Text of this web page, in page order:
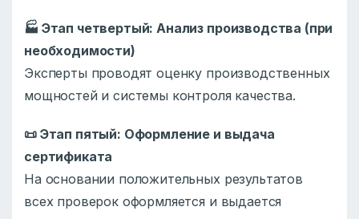
🏭 Этап четвертый: Анализ производства (при
необходимости)
Эксперты проводят оценку производственных
мощностей и системы контроля качества.
📜Этап пятый: Оформление и выдача
сертификата
На основании положительных результатов
всех проверок оформляется и выдается